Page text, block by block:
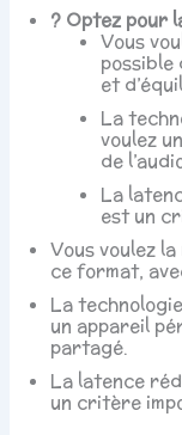
? Optez pour
Vous
possible
et
La
voulez
de
La
est un
Vous voulez
ce format,
La
un appareil
partagé.
La latence
un critère